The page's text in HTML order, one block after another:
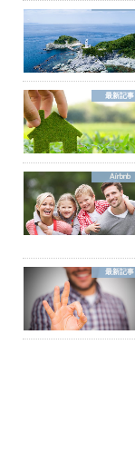
最新記事
Airbnb
最新記事